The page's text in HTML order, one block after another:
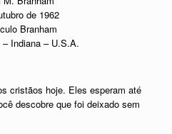
de 1962
Branham
Indiana – U.S.A.
cristãos hoje. Eles esperam até
descobre que foi deixado sem